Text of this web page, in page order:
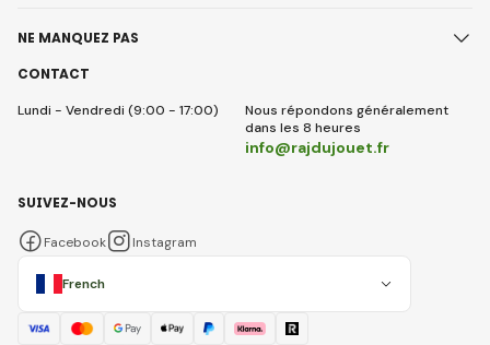
CONTACT
Lundi - Vendredi (9:00 - 17:00)
Nous répondons généralement
dans les 8 heures
info@rajdujouet.fr
NE MANQUEZ PAS
French
SUIVEZ-NOUS
Facebook Instagram